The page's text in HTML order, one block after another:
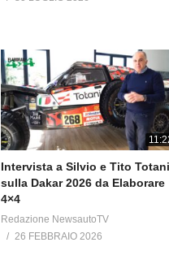
EN
Official Channel of NewsAuto
“Elaborare4x4″dedicated to
Intervista a Silvio e Tito Totani
sulla Dakar 2026 da Elaborare
4×4
Redazione NewsautoTV
26 FEBBRAIO 2026